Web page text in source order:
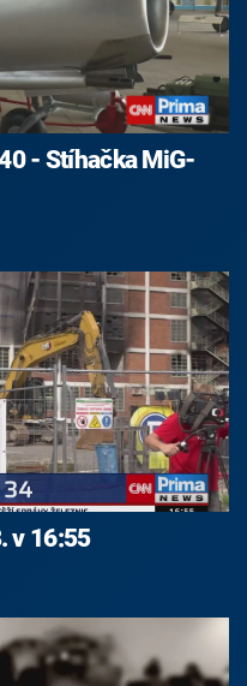
- Stíhačka MiG-
v 16:55